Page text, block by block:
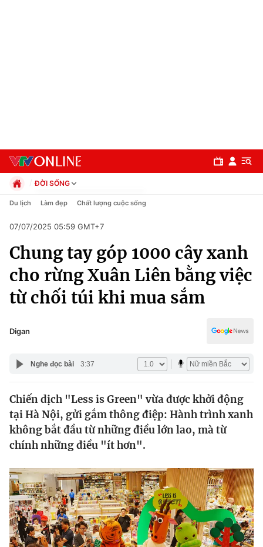
Chuyên mục
Chính trị
Xã hội
Pháp luật
Y tế
Thế giới
Tin tức
Thế giới đó đây
Câu chuyện quốc tế
Kinh tế
Thị trường
Góc doanh nghiệp
Dữ liệu và đời sống
Truyền hình
Phim VTV
Giải trí
ĐỜI SỐNG
Chính trị
Pháp luật
Kinh tế
Thể thao
Truyền hình
Văn hóa - Giải trí
Du lịch Làm đẹp Chất lượng cuộc sống
07/07/2025 05:59 GMT+7
Chung tay góp 1000 cây xanh
cho rừng Xuân Liên bằng việc
từ chối túi khi mua sắm
Digan
Nghe đọc bài 3:37
Chiến dịch "Less is Green" vừa được khởi động
tại Hà Nội, gửi gắm thông điệp: Hành trình xanh
không bắt đầu từ những điều lớn lao, mà từ
chính những điều "ít hơn".